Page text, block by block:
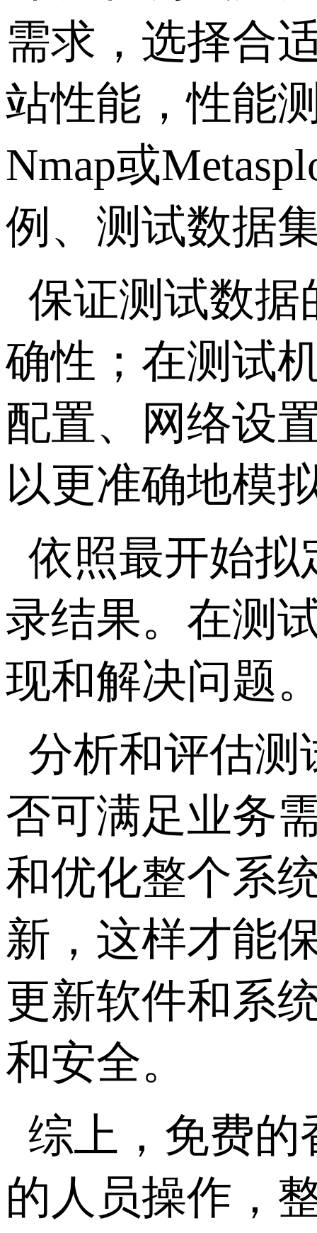
需求，选择合
站性能，性能
Nmap或
例、测试数据
保证测试数据
确性；在测试
配置、网络设
以更准确地模
依照最开始拟
录结果。在测
现和解决问题
分析和评估测
否可满足业务
和优化整个系
新，这样才能
更新软件和系
和安全。
综上，免费的
的人员操作，